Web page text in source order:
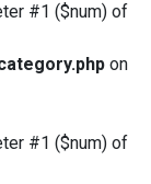
#1 ($num) of
on
#1 ($num) of